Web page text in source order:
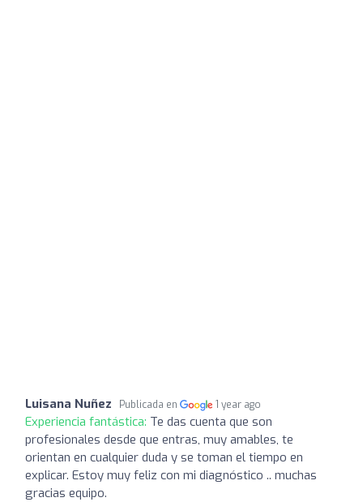
Luisana Nuñez Publicada en 1 year ago
Experiencia fantástica: Te das cuenta que son
profesionales desde que entras, muy amables, te
orientan en cualquier duda y se toman el tiempo en
explicar. Estoy muy feliz con mi diagnóstico .. muchas
gracias equipo.